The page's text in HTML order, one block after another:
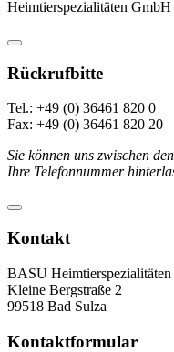
Heimtierspezialitäten GmbH
Rückrufbitte
Tel.: +49 (0) 36461 820 0
Fax: +49 (0) 36461 820 20
Sie können uns zwischen
Ihre Telefonnummer
Kontakt
BASU
Kleine Bergstraße 2
99518 Bad Sulza
Kontaktformular